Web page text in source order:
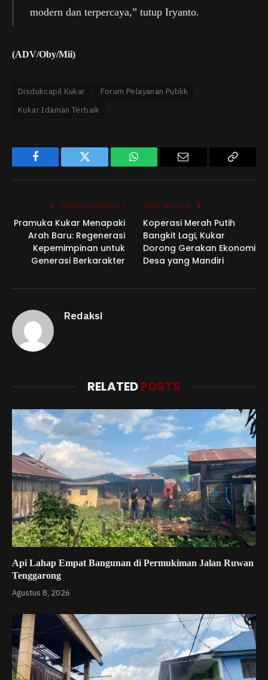
modern dan terpercaya,” tutup Iryanto.
(ADV/Oby/Mii)
Disdukcapil Kukar
Forum Pelayanan Publik
Kukar Idaman Terbaik
Facebook Twitter WhatsApp
PREVIOUS ARTICLE
Pramuka Kukar Menapaki
Arah Baru: Regenerasi
Kepemimpinan untuk
Generasi Berkarakter
NEXT ARTICLE
Koperasi Merah Putih
Bangkit Lagi, Kukar
Dorong Gerakan Ekonomi
Desa yang Mandiri
Redaksi
RELATEDPOSTS
Api Lahap Empat Bangunan di Permukiman Jalan Ruwan
Tenggarong
Agustus 8, 2026